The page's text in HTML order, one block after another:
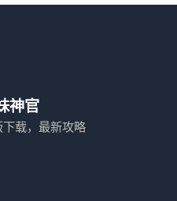
神官
载，最新攻略